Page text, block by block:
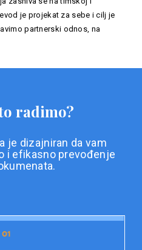
je projekat za sebe i cilj je
partnerski odnos, na
radimo?
je dizajniran da vam
i efikasno prevođenje
01
01